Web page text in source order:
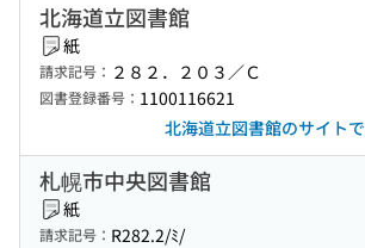
北海道立図書館
紙
請求記号： ２８２．２０３／Ｃ
図書登録番号： 1100116621
北海道立図書館のサイト
札幌市中央図書館
紙
請求記号： R282.2/ﾐ/